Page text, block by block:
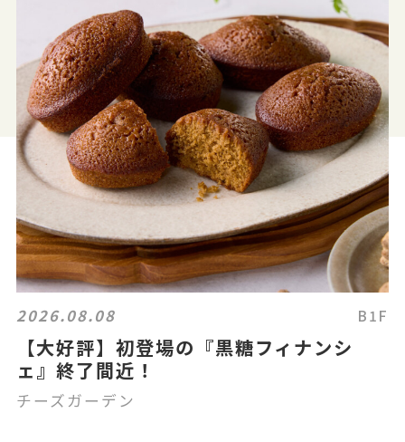
2026.08.08 B1F
【大好評】初登場の『黒糖フィナンシ
ェ』終了間近！
チーズガーデン